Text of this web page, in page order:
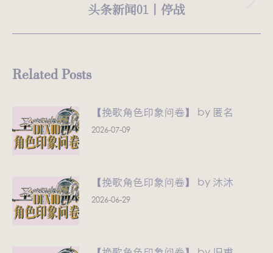
章：
未
头条新闻01丨停战
Related Posts
【挽歌角色印象问卷】 by 匿名
2026-07-09
【挽歌角色印象问卷】 by 沐沐
2026-06-29